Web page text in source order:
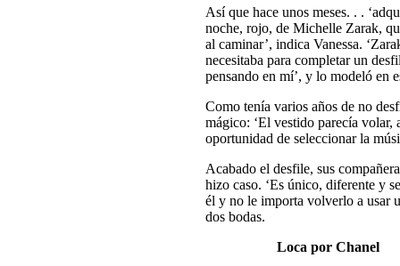
Así que hace unos meses. . .
noche, rojo, de Michelle Zarak,
al caminar’, indica Vanessa.
necesitaba para completar un
pensando en mí’, y lo modeló en
Como tenía varios años de no
mágico: ‘El vestido parecía volar,
oportunidad de seleccionar la
Acabado el desfile, sus
hizo caso. ‘Es único, diferente y
él y no le importa volverlo a usar
dos bodas.
Loca por Chanel